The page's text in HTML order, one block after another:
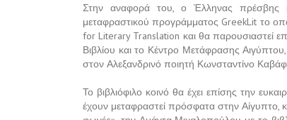
Στην αναφορά του, ο Έλληνας πρέσβης
μεταφραστικού προγράμματος GreekLit το
for Literary Translation και θα παρουσιαστεί
Βιβλίου και το Κέντρο Μετάφρασης
στον Αλεξανδρινό ποιητή Κωνσταντίνο
Το βιβλιόφιλο κοινό θα έχει επίσης την
έχουν μεταφραστεί πρόσφατα στην Αίγυπτο,